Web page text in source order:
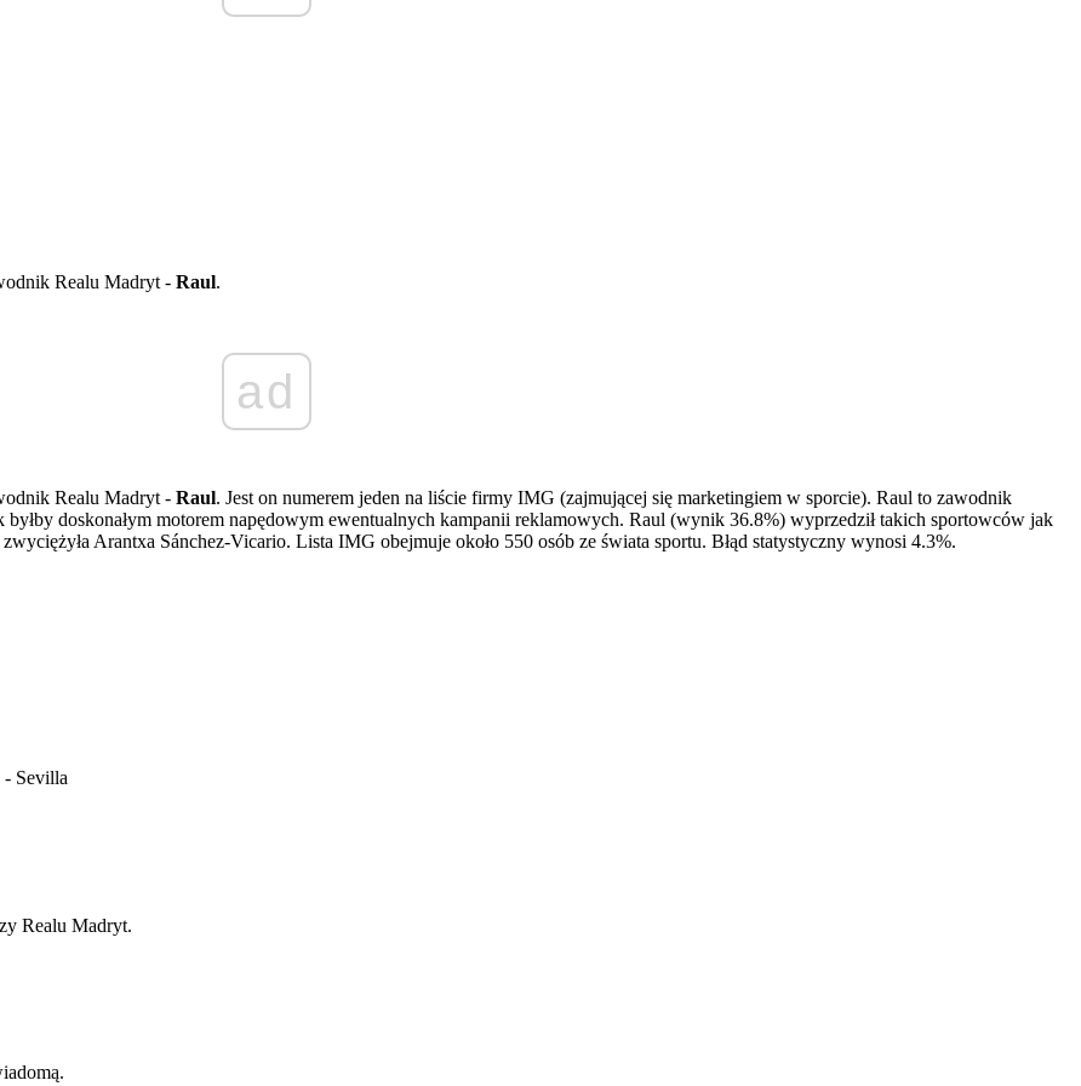
Realu Madryt - Raul.
ad
Realu Madryt - Raul. Jest on numerem jeden na liście firmy IMG (zajmującej się marketingiem w sporcie). Raul to zawodnik
doskonałym motorem napędowym ewentualnych kampanii reklamowych. Raul (wynik 36.8%) wyprzedził takich sportowców jak
Arantxa Sánchez-Vicario. Lista IMG obejmuje około 550 osób ze świata sportu. Błąd statystyczny wynosi 4.3%.
- Sevilla
Realu Madryt.